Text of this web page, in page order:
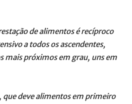
de alimentos é recíproco
a todos os ascendentes,
mais próximos em grau, uns em
que deve alimentos em primeiro